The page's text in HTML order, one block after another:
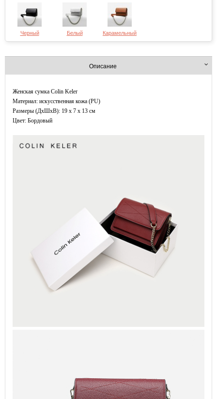
Черный Белый Карамельный
Описание
Женская сумка Colin Keler
Материал: искусственная кожа (PU)
Размеры (ДxШхВ): 19 x 7 x 13 см
Цвет: Бордовый